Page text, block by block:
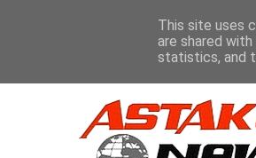
Ιστορία
ΡΟΗ ΕΙΔΗΣΕΩΝ
This site uses
are shared
statistics, and